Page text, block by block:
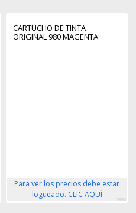
CARTUCHO DE TINTA
ORIGINAL 980 MAGENTA
Para ver los precios debe estar
logueado. CLIC AQUÍ
5986